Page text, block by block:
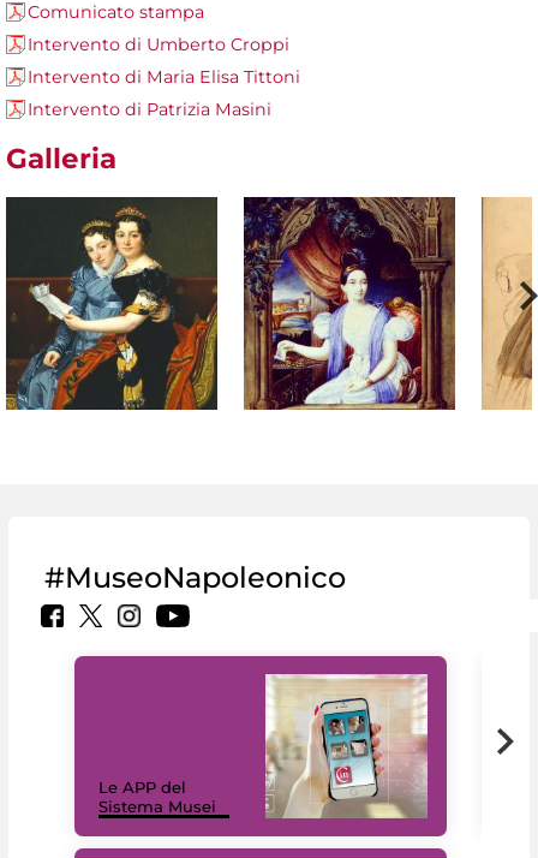
Comunicato stampa
Intervento di Umberto Croppi
Intervento di Maria Elisa Tittoni
Intervento di Patrizia Masini
Galleria
#MuseoNapoleonico
Le APP del
Sistema Musei